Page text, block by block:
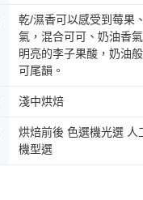
乾/濕香可以感受到莓果
氣，混合可可、奶油香
明亮的李子果酸，奶油
可尾韻。
淺中烘焙
烘焙前後 色選機光選 人
機型選